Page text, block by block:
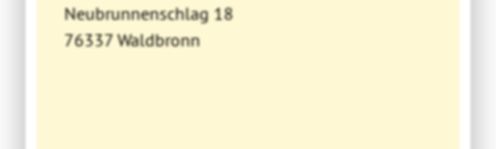
Neubrunnenschlag 18
76337 Waldbronn